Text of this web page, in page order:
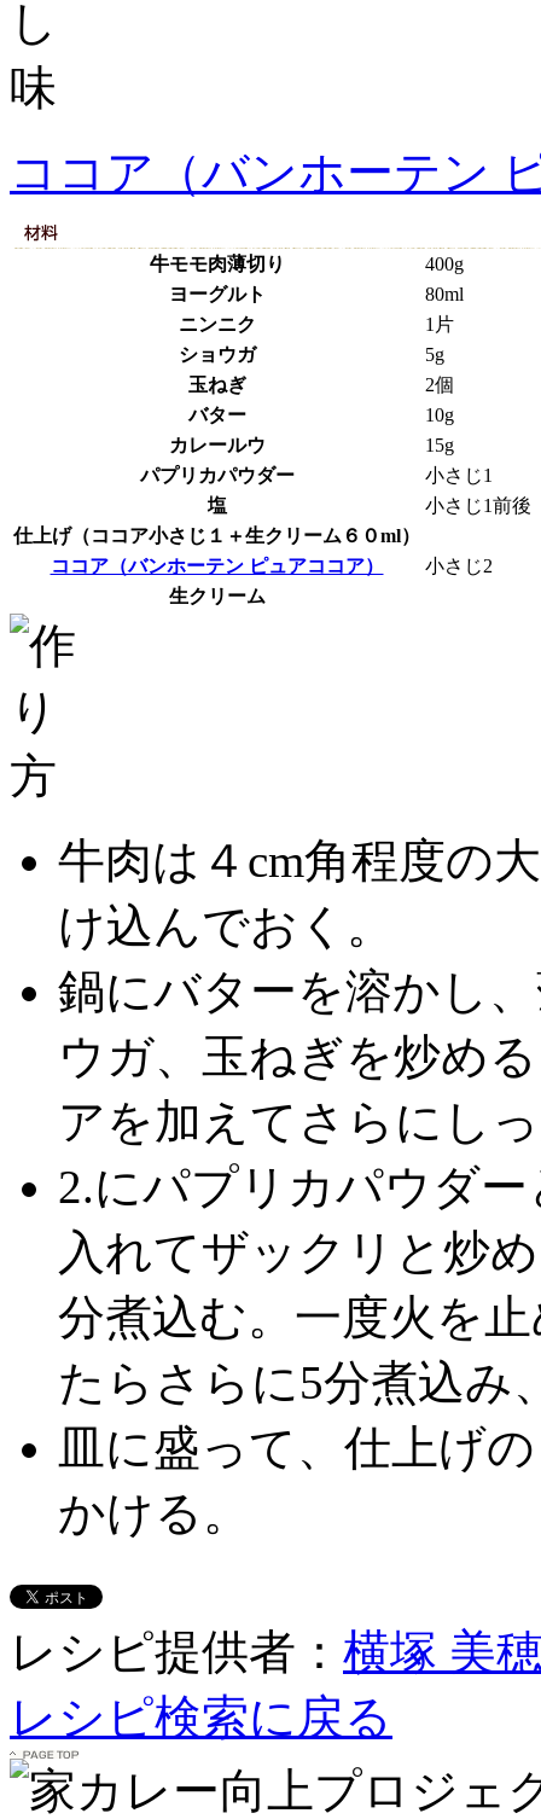
ココア（バンホーテン
牛モモ肉薄切り
400g
ヨーグルト
80ml
ニンニク
1片
ショウガ
5g
玉ねぎ
2個
バター
10g
カレールウ
15g
パプリカパウダー
小さじ1
塩
小さじ1前後
仕上げ（ココア小さじ１＋生クリーム６０ml）
ココア（バンホーテン ピュアココア）
小さじ2
生クリーム
牛肉は４cm角程度の
け込んでおく。
鍋にバターを溶かし
ウガ、玉ねぎを炒め
アを加えてさらにし
2.にパプリカパウダ
入れてザックリと炒
分煮込む。一度火を
たらさらに5分煮込み
皿に盛って、仕上げ
かける。
レシピ提供者： 横塚 美
レシピ検索に戻る